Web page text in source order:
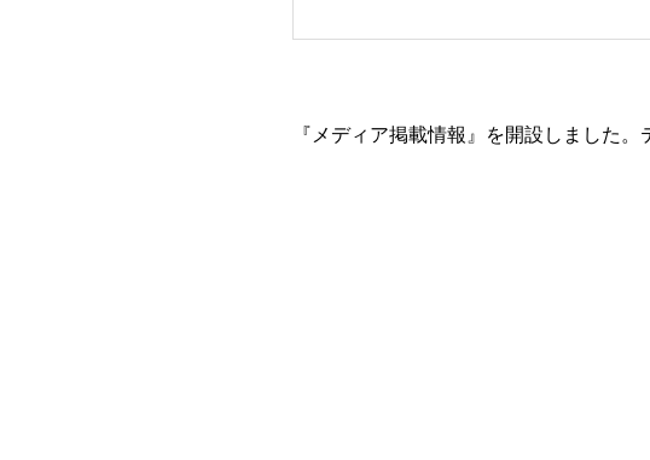
『メディア掲載情報』を開設しました